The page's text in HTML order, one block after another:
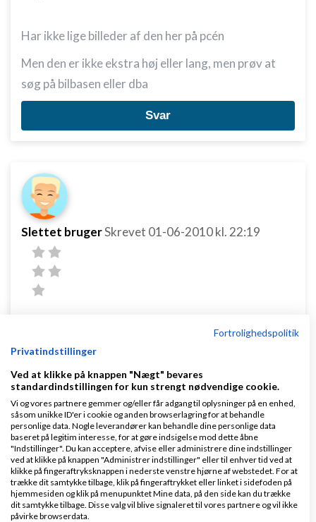
Har ikke lige billeder af den her på pcén
Men den er ikke ekstra høj eller lang, men prøv at
søg på bilbasen eller dba
Svar
Slettet brugerSkrevet 01-06-2010kl. 22:19
Kørebog i Excel ark...jo er o,k,
Jamen så skal du jo lave et regnestykke km
erhvrv/privat...udbetaling af kørepenge...
evt. fordeling af faktiskeomkostningeri forhold til
kørsel mv.
Fri bil kan du glemme alt om..med så billig en vil.
MvH
Fortrolighedspolitik
Privatindstillinger
Ved at klikke på knappen "Nægt" bevares
standardindstillingen for kun strengt nødvendige cookie.
Vi og vores partnere gemmer og/eller får adgang til oplysninger på en enhed,
såsom unikke ID'er i cookie og anden browserlagring for at behandle
personlige data. Nogle leverandører kan behandle dine personlige data
baseret på legitim interesse, for at gøre indsigelse mod dette åbne
"Indstillinger". Du kan acceptere, afvise eller administrere dine indstillinger
ved at klikke på knappen "Administrer indstillinger" eller til enhver tid ved at
klikke på fingeraftryksknappen i nederste venstre hjørne af webstedet. For at
trække dit samtykke tilbage, klik på fingeraftrykket eller linket i sidefoden på
hjemmesiden og klik på menupunktet Mine data, på den side kan du trække
dit samtykke tilbage. Disse valg vil blive signaleret til vores partnere og vil ikke
påvirke browserdata.